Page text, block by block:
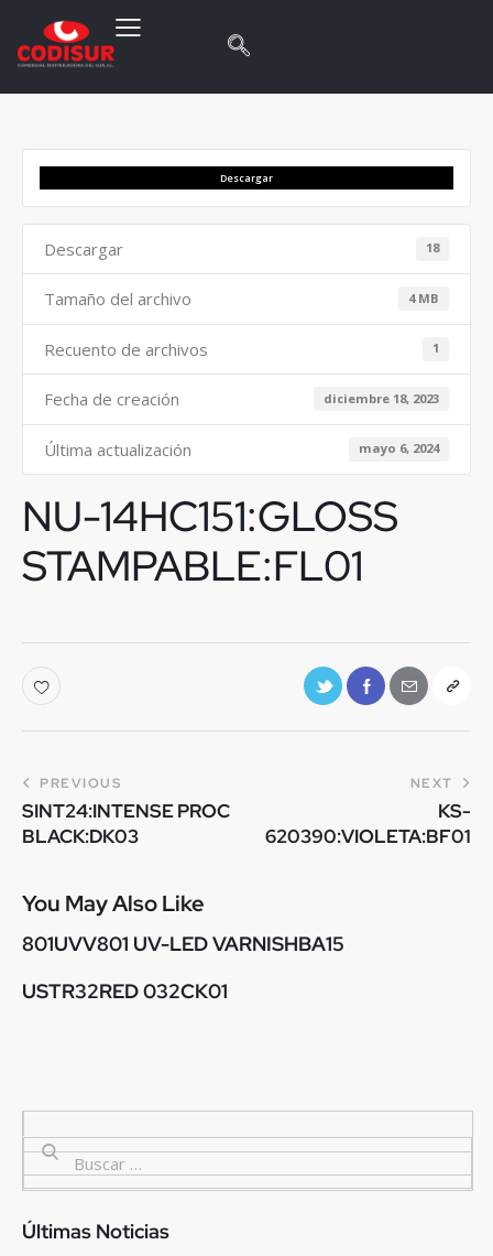
Descargar
Descargar 18
Tamaño del archivo 4 MB
Recuento de archivos 1
Fecha de creación diciembre 18, 2023
Última actualización mayo 6, 2024
NU-14HC151:GLOSS
STAMPABLE:FL01
PREVIOUS
SINT24:INTENSE PROC
BLACK:DK03
NEXT
KS-
620390:VIOLETA:BF01
You May Also Like
801UVV801 UV-LED VARNISHBA15
USTR32RED 032CK01
Últimas Noticias